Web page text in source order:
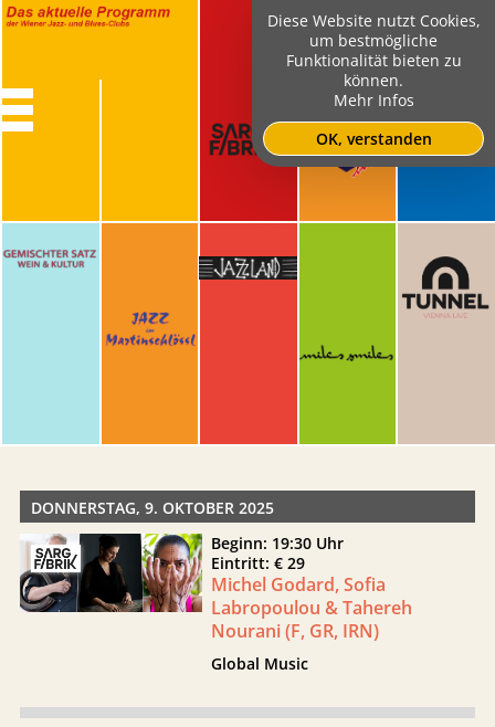
DONNERSTAG, 9. OKTOBER 2025
Beginn: 19:30 Uhr
Eintritt: € 29
Michel Godard, Sofia
Labropoulou & Tahereh
Nourani (F, GR, IRN)
Global Music
Diese Website nutzt Cookies,
um bestmögliche
Funktionalität bieten zu
können.
Mehr Infos
OK, verstanden